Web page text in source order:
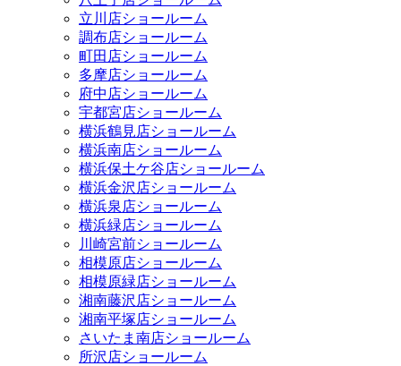
立川店ショールーム
調布店ショールーム
町田店ショールーム
多摩店ショールーム
府中店ショールーム
宇都宮店ショールーム
横浜鶴見店ショールーム
横浜南店ショールーム
横浜保土ケ谷店ショールーム
横浜金沢店ショールーム
横浜泉店ショールーム
横浜緑店ショールーム
川崎宮前ショールーム
相模原店ショールーム
相模原緑店ショールーム
湘南藤沢店ショールーム
湘南平塚店ショールーム
さいたま南店ショールーム
所沢店ショールーム